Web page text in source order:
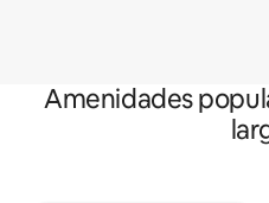
Amenidades